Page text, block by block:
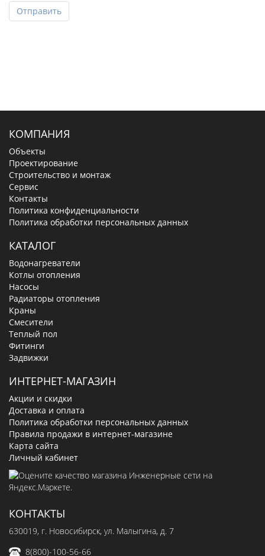
Отправить
КОМПАНИЯ
Объекты
Проектирование
Строительство и монтаж
Сервис
Контакты
Политика конфиденциальности
Политика обработки персональных данных
КАТАЛОГ
Водонагреватели
Котлы отопления
Насосы
Радиаторы отопления
Краны
Смесители
Теплый пол
Фитинги
Задвижки
ИНТЕРНЕТ-МАГАЗИН
Акции и скидки
Доставка и оплата
Политика обработки персональных данных
Правила продажи в интернет-магазине
Карта сайта
Личный кабинет
КОНТАКТЫ
630019, г. Новосибирск, ул. Малыгина, д. 7
8(800)-100-56-66